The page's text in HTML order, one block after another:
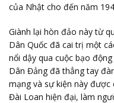
của Nhật cho đến năm
Giành lại hòn đảo này từ
Dân Quốc đã cai trị một
nổi dậy qua cuộc bạo
Dân Đảng đã thẳng tay
mạng và sự kiện này
Đài Loan hiện đại, làm